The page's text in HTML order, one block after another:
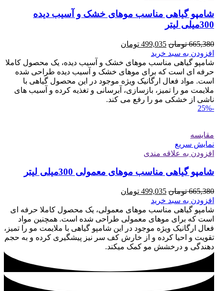
شامپو گیاهی مناسب موهای خشک و آسیب دیده
300میلی لیتر
665,380 تومان قیمت
اصلی
665,380 تومان
بود.
499,035 تومان
499,035 تومان
است.
افزودن به سبد خرید
شامپو گیاهی مناسب موهای خشک و آسیب ‌دیده، یک محصول کاملا
حرفه ای است که برای موهای خشک و آسیب ‌دیده طراحی­ شده
است. مواد فعال ارگانیک ویژه موجود در این محصول گیاهی با
ملایمت مو را تمیز، بازسازی، آبرسانی و تغذیه کرده و آسیب های
ناشی از خشکی مو را رفع می کند.
-25%
مقايسه
نمایش سریع
افزودن به علاقه مندی
شامپو گیاهی مناسب موهای معمولی 300میلی لیتر
665,380 تومان قیمت
اصلی
665,380 تومان
بود.
499,035 تومان
499,035 تومان
است.
افزودن به سبد خرید
شامپو گیاهی مناسب موهای معمولی، یک محصول کاملا حرفه ای
است که برای موهای معمولی طراحی­ شده است. همچنین مواد
فعال ارگانیک ویژه موجود در این شامپو گیاهی با ملایمت مو را تمیز،
تقویت و احیا کرده و از خارش کف سر نیز پیشگیری کرده و به حجم
دهندگی و درخشش مو کمک می­کند.